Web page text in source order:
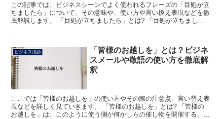
この記事では、ビジネスシーンでよく使われるフレーズの「目処が立
ちましたら」について、その意味や、使い方や言い換え表現などを徹
底解説します。 「目処が立ちましたら」とは? 「目処が立ちました
ビジネス用語
「皆様のお越しを」とは？ビジネ
スメールや敬語の使い方を徹底解
釈
ここでは「皆様のお越しを」の使い方やその際の注意点、言い替え表
現などを詳しく見ていきます。 「皆様のお越しを」とは? 「皆様の
お越しを」は、このように使う側が何かしらの催し物を開催する、ま